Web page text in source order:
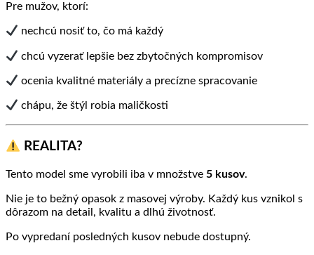
Pre mužov, ktorí:
nechcú nosiť to, čo má každý
chcú vyzerať lepšie bez zbytočných kompromisov
ocenia kvalitné materiály a precízne spracovanie
chápu, že štýl robia maličkosti
REALITA?
Tento model sme vyrobili iba v množstve 5 kusov.
Nie je to bežný opasok z masovej výroby. Každý kus vznikol s
dôrazom na detail, kvalitu a dlhú životnosť.
Po vypredaní posledných kusov nebude dostupný.